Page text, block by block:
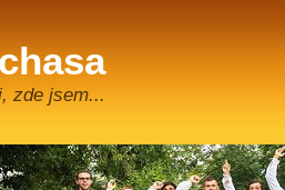
zde jsem...